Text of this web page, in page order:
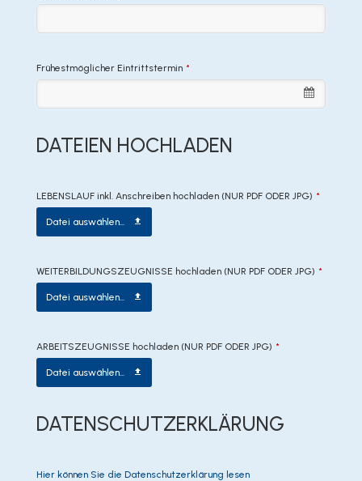
Frühestmöglicher Eintrittstermin *
DATEIEN HOCHLADEN
LEBENSLAUF inkl. Anschreiben hochladen (NUR PDF ODER JPG) *
Datei auswählen...
WEITERBILDUNGSZEUGNISSE hochladen (NUR PDF ODER JPG) *
Datei auswählen...
Contact
Email
ARBEITSZEUGNISSE hochladen (NUR PDF ODER JPG) *
Datei auswählen...
DATENSCHUTZERKLÄRUNG
Hier können Sie die Datenschutzerklärung lesen